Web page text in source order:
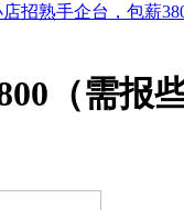
招熟手企台，包薪
（需报些